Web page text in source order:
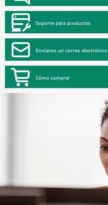
Soporte para productos
Envíanos un correo electrónico
Cómo comprar